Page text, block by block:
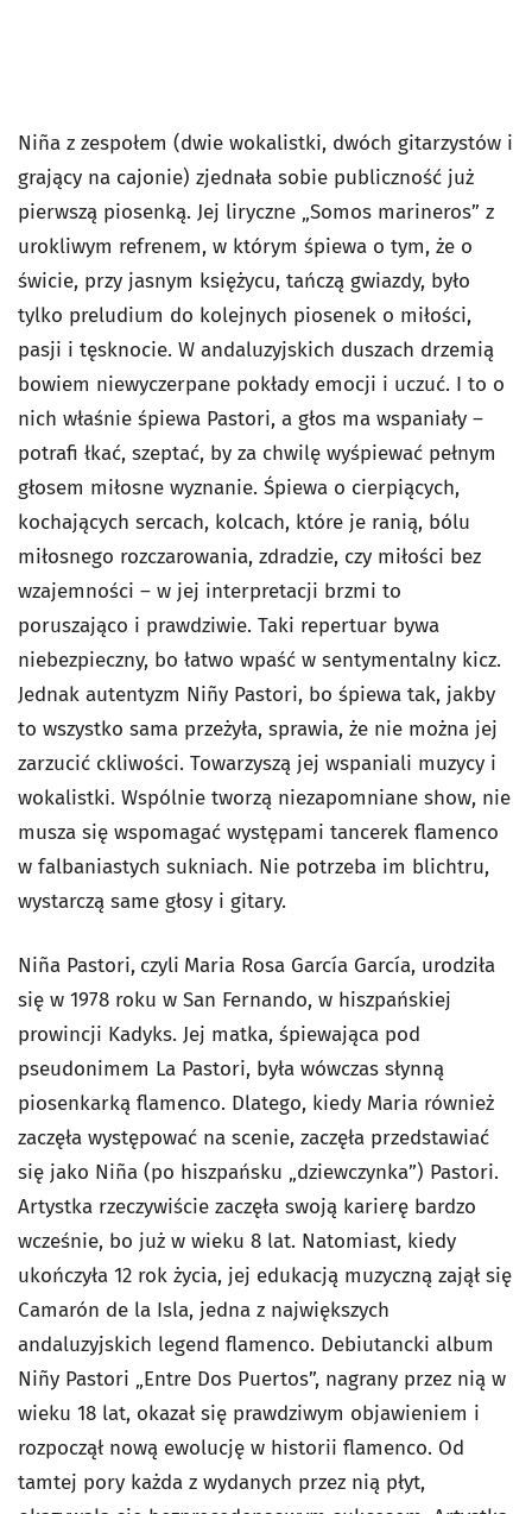
Niña z zespołem (dwie wokalistki, dwóch gitarzystów i
grający na cajonie) zjednała sobie publiczność już
pierwszą piosenką. Jej liryczne „Somos marineros” z
urokliwym refrenem, w którym śpiewa o tym, że o
świcie, przy jasnym księżycu, tańczą gwiazdy, było
tylko preludium do kolejnych piosenek o miłości,
pasji i tęsknocie. W andaluzyjskich duszach drzemią
bowiem niewyczerpane pokłady emocji i uczuć. I to o
nich właśnie śpiewa Pastori, a głos ma wspaniały –
potrafi łkać, szeptać, by za chwilę wyśpiewać pełnym
głosem miłosne wyznanie. Śpiewa o cierpiących,
kochających sercach, kolcach, które je ranią, bólu
miłosnego rozczarowania, zdradzie, czy miłości bez
wzajemności – w jej interpretacji brzmi to
poruszająco i prawdziwie. Taki repertuar bywa
niebezpieczny, bo łatwo wpaść w sentymentalny kicz.
Jednak autentyzm Niñy Pastori, bo śpiewa tak, jakby
to wszystko sama przeżyła, sprawia, że nie można jej
zarzucić ckliwości. Towarzyszą jej wspaniali muzycy i
wokalistki. Wspólnie tworzą niezapomniane show, nie
musza się wspomagać występami tancerek flamenco
w falbaniastych sukniach. Nie potrzeba im blichtru,
wystarczą same głosy i gitary.
Niña Pastori, czyli Maria Rosa García García, urodziła
się w 1978 roku w San Fernando, w hiszpańskiej
prowincji Kadyks. Jej matka, śpiewająca pod
pseudonimem La Pastori, była wówczas słynną
piosenkarką flamenco. Dlatego, kiedy Maria również
zaczęła występować na scenie, zaczęła przedstawiać
się jako Niña (po hiszpańsku „dziewczynka”) Pastori.
Artystka rzeczywiście zaczęła swoją karierę bardzo
wcześnie, bo już w wieku 8 lat. Natomiast, kiedy
ukończyła 12 rok życia, jej edukacją muzyczną zajął się
Camarón de la Isla, jedna z największych
andaluzyjskich legend flamenco. Debiutancki album
Niñy Pastori „Entre Dos Puertos”, nagrany przez nią w
wieku 18 lat, okazał się prawdziwym objawieniem i
rozpoczął nową ewolucję w historii flamenco. Od
tamtej pory każda z wydanych przez nią płyt,